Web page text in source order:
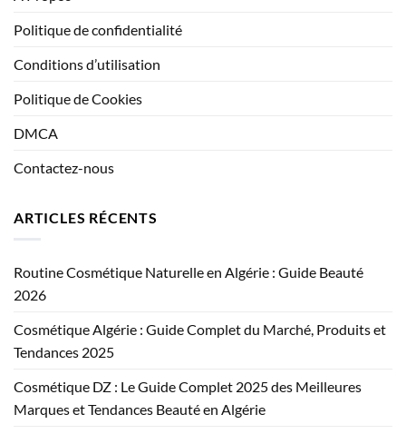
Politique de confidentialité
Conditions d’utilisation
Politique de Cookies
DMCA
Contactez-nous
ARTICLES RÉCENTS
Routine Cosmétique Naturelle en Algérie : Guide Beauté
2026
Cosmétique Algérie : Guide Complet du Marché, Produits et
Tendances 2025
Cosmétique DZ : Le Guide Complet 2025 des Meilleures
Marques et Tendances Beauté en Algérie